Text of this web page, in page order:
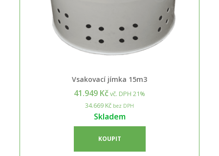
Vsakovací jímka 15m3
41.949 Kčvč. DPH 21%
34.669 Kč bez DPH
Skladem
KOUPIT